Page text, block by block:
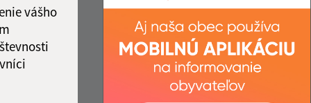
vášho